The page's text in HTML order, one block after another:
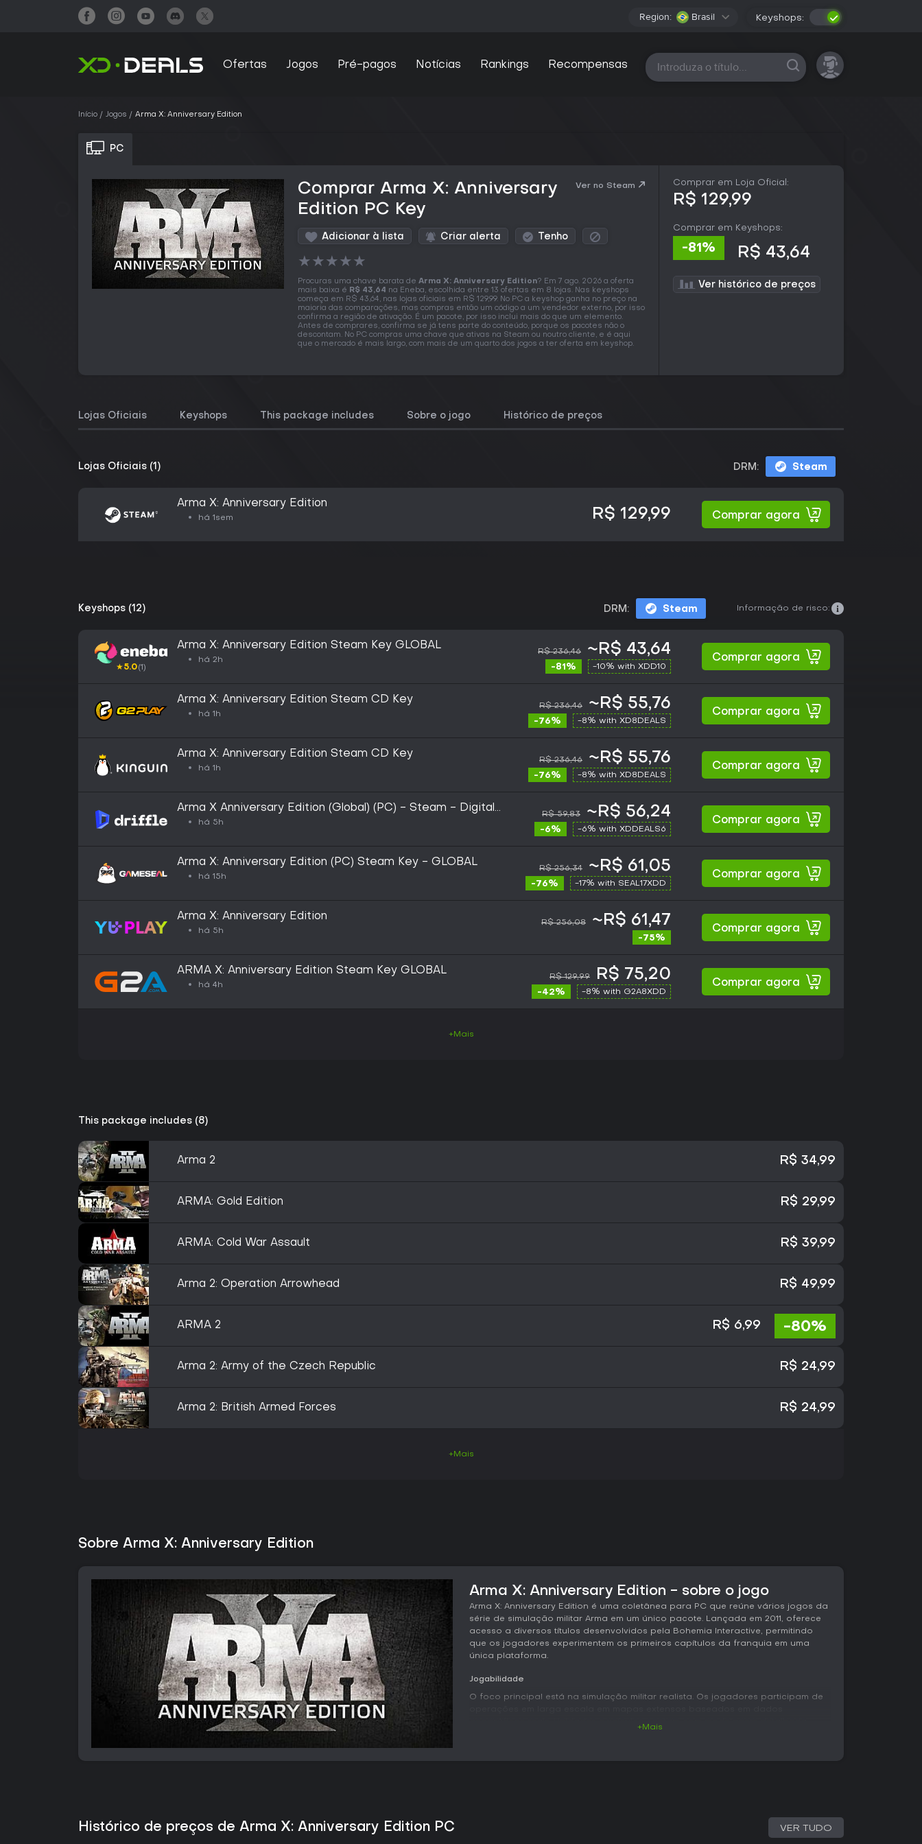
Region: Brasil Keyshops:
Ofertas Jogos Pré-pagos Notícias Rankings Recompensas Todas as plataformas
Início Jogos Arma X: Anniversary Edition
PC
Comprar Arma X: Anniversary
Edition PC Key
Ver no Steam
Adicionar à lista Criar alerta Tenho
★★★★★
Procuras uma chave barata de Arma X: Anniversary Edition? Em 7 ago. 2026 a oferta
mais baixa é R$ 43,64 na Eneba, escolhida entre 13 ofertas em 8 lojas. Nas keyshops
começa em R$ 43,64, nas lojas oficiais em R$ 129,99. No PC a keyshop ganha no preço na
maioria das comparações, mas compras então um código a um vendedor externo, por isso
confirma a região de ativação. É um pacote, por isso inclui mais do que um elemento.
Antes de comprares, confirma se já tens parte do conteúdo, porque os pacotes não o
descontam. No PC compras uma chave que ativas na Steam ou noutro cliente, e é aqui
que o mercado é mais largo, com mais de um quarto dos jogos a ter oferta em keyshop.
Comprar em Loja Oficial:
R$ 129,99
Comprar em Keyshops:
-81% R$ 43,64
Ver histórico de preços
Lojas Oficiais Keyshops This package includes Sobre o jogo Histórico de preços
Lojas Oficiais (1) DRM: Steam
Arma X: Anniversary Edition
há 1sem R$ 129,99 Comprar agora
Keyshops (12) DRM: Steam Informação de risco:
★5.0(1)
Arma X: Anniversary Edition Steam Key GLOBAL
há 2h
R$ 236,46 ~R$ 43,64
-81% -10% with XDD10
Comprar agora
Arma X: Anniversary Edition Steam CD Key
há 1h
R$ 236,46 ~R$ 55,76
-76% -8% with XD8DEALS
Comprar agora
Arma X: Anniversary Edition Steam CD Key
há 1h
R$ 236,46 ~R$ 55,76
-76% -8% with XD8DEALS
Comprar agora
Arma X Anniversary Edition (Global) (PC) - Steam - Digital
Key
há 5h
R$ 59,83 ~R$ 56,24
-6% -6% with XDDEALS6
Comprar agora
Arma X: Anniversary Edition (PC) Steam Key - GLOBAL
há 15h
R$ 256,34 ~R$ 61,05
-76% -17% with SEAL17XDD
Comprar agora
Arma X: Anniversary Edition
há 5h
R$ 256,08 ~R$ 61,47
-75%
Comprar agora
ARMA X: Anniversary Edition Steam Key GLOBAL
há 4h
R$ 129,99 R$ 75,20
-42% -8% with G2A8XDD
Comprar agora
+Mais
This package includes (8)
Arma 2 R$ 34,99
ARMA: Gold Edition R$ 29,99
ARMA: Cold War Assault R$ 39,99
Arma 2: Operation Arrowhead R$ 49,99
ARMA 2 R$ 6,99 -80%
Arma 2: Army of the Czech Republic R$ 24,99
Arma 2: British Armed Forces R$ 24,99
+Mais
Sobre Arma X: Anniversary Edition
Arma X: Anniversary Edition - sobre o jogo
Arma X: Anniversary Edition é uma coletânea para PC que reúne vários jogos da
série de simulação militar Arma em um único pacote. Lançada em 2011, oferece
acesso a diversos títulos desenvolvidos pela Bohemia Interactive, permitindo
que os jogadores experimentem os primeiros capítulos da franquia em uma
única plataforma.
Jogabilidade
O foco principal está na simulação militar realista. Os jogadores participam de
estendem à operação de veículos e táticas de infantaria, reforçando o
planejamento e a execução em vez de ação acelerada. O modo multiplayer
+Mais
Histórico de preços de Arma X: Anniversary Edition PC VER TUDO